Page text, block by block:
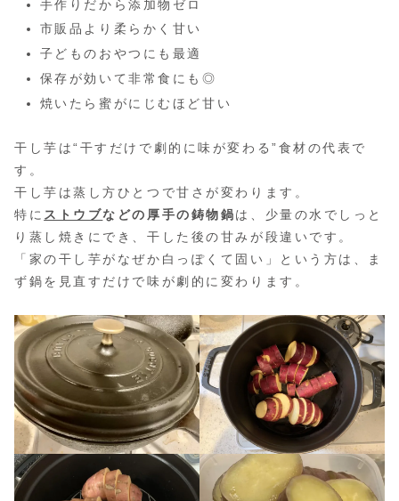
手作りだから添加物ゼロ
市販品より柔らかく甘い
子どものおやつにも最適
保存が効いて非常食にも◎
焼いたら蜜がにじむほど甘い
干し芋は“干すだけで劇的に味が変わる”食材の代表で
す。
干し芋は蒸し方ひとつで甘さが変わります。
特に ストウブなどの厚手の鋳物鍋は、少量の水でしっと
り蒸し焼きにでき、干した後の甘みが段違いです。
「家の干し芋がなぜか白っぽくて固い」という方は、ま
ず鍋を見直すだけで味が劇的に変わります。